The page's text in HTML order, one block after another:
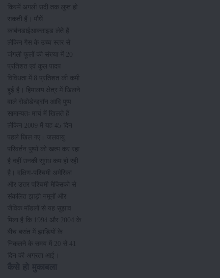
किस्में अगली सदी तक लुप्त हो
सकती हैं। पौधें
कार्बनडाईआक्साइड लेते हैं
लेकिन गैस के उच्च स्तर से
जंगली फूलों की संख्या में 20
प्रतिशत एवं कुल पादप
विविधता में 8 प्रतिशत की कमी
हुई है। हिमालय क्षेत्र में खिलने
वाले रोडोडेन्ड्राॅन आदि पुष्प
सामान्यतः मार्च में खिलते हैं
लेकिन 2009 में यह 45 दिन
पहले खिल गए। जलवायु
परिवर्तन पुष्पों को खत्म कर रहा
है वहीं उनकी सुगंध कम हो रही
है। दक्षिण-पश्चिमी अमेरिका
और उत्तर पश्चिमी मैक्सिको से
संकलित झाड़ी नमूनों और
जैविक माॅडलों से यह सुझाव
मिला है कि 1994 और 2004 के
बीच बसंत में झाड़ियों के
निकलने के समय में 20 से 41
दिन की अग्रता आई।